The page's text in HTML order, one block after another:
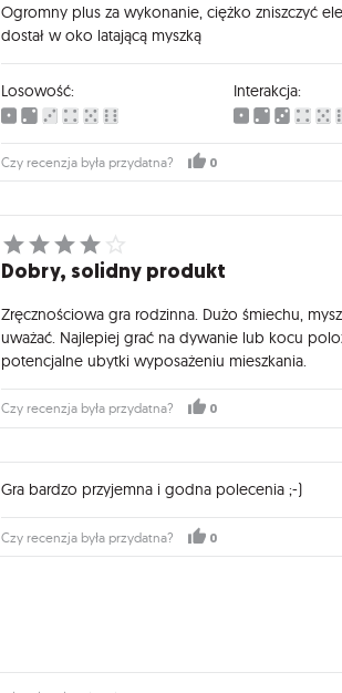
Ogromny plus za wykonanie, ciężko zniszczyć
dostał w oko latającą myszką
Losowość: Interakcja:
Czy recenzja była przydatna? 0
Dobry, solidny produkt
Zręcznościowa gra rodzinna. Dużo śmiechu,
uważać. Najlepiej grać na dywanie lub kocu
potencjalne ubytki wyposażeniu mieszkania.
Czy recenzja była przydatna? 0
Gra bardzo przyjemna i godna polecenia ;-)
Czy recenzja była przydatna? 0